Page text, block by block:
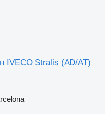
IVECO Stralis (AD/AT)